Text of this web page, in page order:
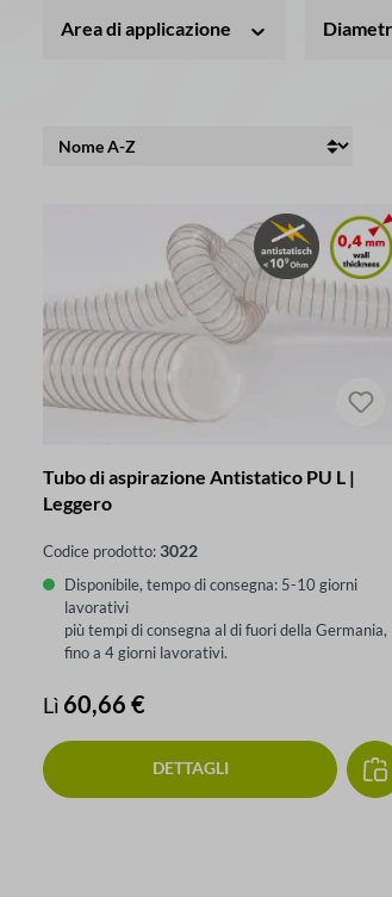
Area di applicazione
Tubo di aspirazione Antistatico PU L |
Leggero
Codice prodotto:3022
Disponibile, tempo di consegna: 5-10 giorni
lavorativi
più tempi di consegna al di fuori della Germania,
fino a 4 giorni lavorativi.
Prezzo normale:
Lì 60,66 €
DETTAGLI